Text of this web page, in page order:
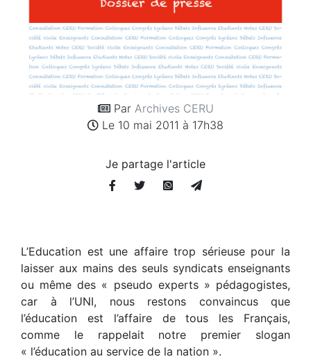
Par Archives CERU
Le 10 mai 2011 à 17h38
Je partage l'article
L’Education est une affaire trop sérieuse pour la
laisser aux mains des seuls syndicats enseignants
ou même des « pseudo experts » pédagogistes,
car à l’UNI, nous restons convaincus que
l’éducation est l’affaire de tous les Français,
comme le rappelait notre premier slogan
« l’éducation au service de la nation ».